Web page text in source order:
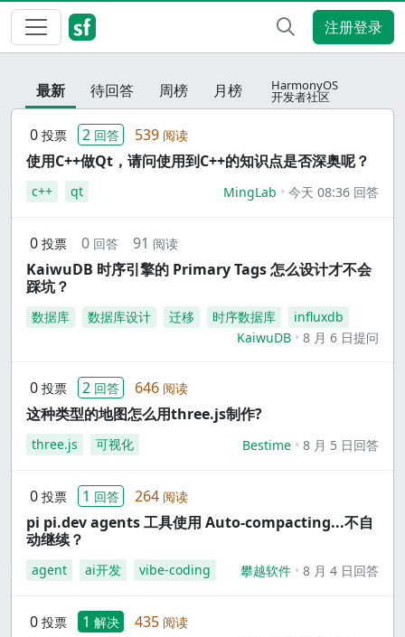
注册登录
最新 待回答 周榜 月榜 HarmonyOS
开发者社区
0 投票 2 回答 539 阅读
使用C++做Qt，请问使用到C++的知识点是否深奥呢？
c++ qt MingLab 今天 08:36 回答
0 投票 0 回答 91 阅读
KaiwuDB 时序引擎的 Primary Tags 怎么设计才不会
踩坑？
数据库 数据库设计 迁移 时序数据库
influxdb
KaiwuDB
8 月 6 日提问
0 投票 2 回答 646 阅读
这种类型的地图怎么用three.js制作?
three.js 可视化 Bestime 8 月 5 日回答
0 投票 1 回答 264 阅读
pi pi.dev agents 工具使用 Auto-compacting...不自
动继续？
agent ai开发 vibe-coding 攀越软件 8 月 4 日回答
0 投票 1 解决 435 阅读